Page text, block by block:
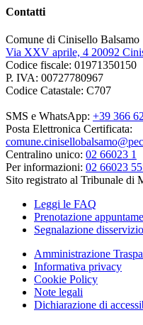
Contatti
Comune di Cinisello Balsamo
Via XXV aprile, 4 20092
Codice fiscale: 01971350150
P. IVA: 00727780967
Codice Catastale: C707
SMS e WhatsApp: +39 366
Posta Elettronica Certificata:
Centralino unico: 02 66023 1
Per informazioni: 02 66023
Sito registrato al Tribunale di
Leggi le FAQ
Prenotazione
Segnalazione disservizio
Amministrazione
Informativa privacy
Cookie Policy
Note legali
Dichiarazione di